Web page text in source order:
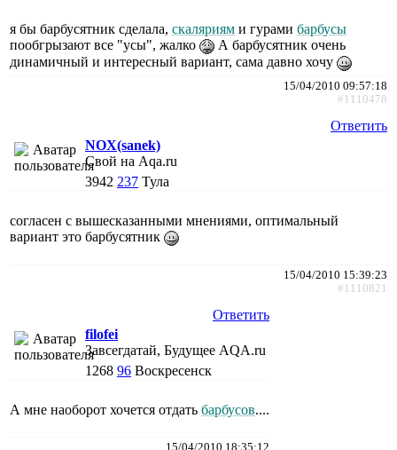
я бы барбусятник сделала, скаляриям и гурами барбусы
пообгрызают все "усы", жалко
А барбусятник очень
динамичный и интересный вариант, сама давно хочу
15/04/2010 09:57:18
#1110478
Ответить
NOX(sanek)
Свой на Aqa.ru
3942 237 Тула
согласен с вышесказанными мнениями, оптимальный
вариант это барбусятник
15/04/2010 15:39:23
#1110821
Ответить
filofei
Завсегдатай, Будущее AQA.ru
1268 96 Воскресенск
А мне наоборот хочется отдать барбусов....
15/04/2010 18:35:12